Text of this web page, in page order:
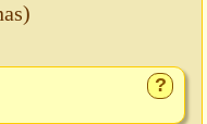
?